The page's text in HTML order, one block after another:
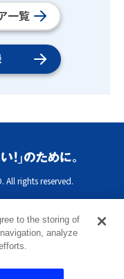
一覧
All rights reserved.
to the storing of
analyze